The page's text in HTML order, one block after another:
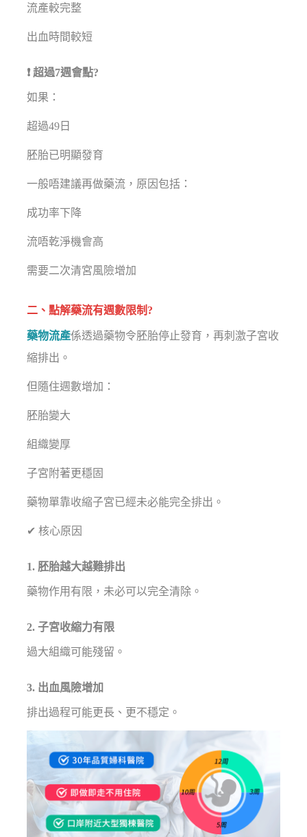
流產較完整
出血時間較短
❗ 超過7週會點?
如果：
超過49日
胚胎已明顯發育
一般唔建議再做藥流，原因包括：
成功率下降
流唔乾淨機會高
需要二次清宮風險增加
二、點解藥流有週數限制?
藥物流產係透過藥物令胚胎停止發育，再刺激子宮收
縮排出。
但隨住週數增加：
胚胎變大
組織變厚
子宮附著更穩固
藥物單靠收縮子宮已經未必能完全排出。
✔ 核心原因
1. 胚胎越大越難排出
藥物作用有限，未必可以完全清除。
2. 子宮收縮力有限
過大組織可能殘留。
3. 出血風險增加
排出過程可能更長、更不穩定。